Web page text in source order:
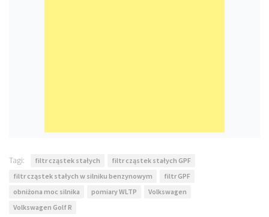
Tagi: filtr cząstek stałych
filtr cząstek stałych GPF
filtr cząstek stałych w silniku benzynowym
filtr GPF
obniżona moc silnika
pomiary WLTP
Volkswagen
Volkswagen Golf R